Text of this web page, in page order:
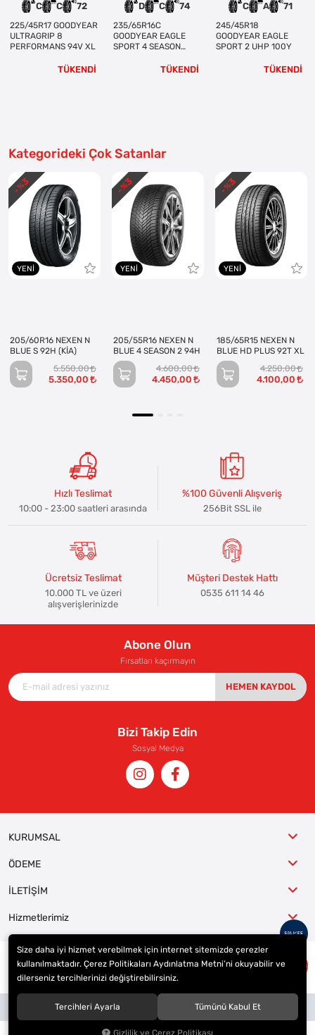
C C 72
225/45R17 GOODYEAR
ULTRAGRIP 8
PERFORMANS 94V XL
TÜKENDİ
D C 74
235/65R16C
GOODYEAR EAGLE
SPORT 4 SEASON
TÜKENDİ
C A 71
245/45R18
GOODYEAR EAGLE
SPORT 2 UHP 100Y
TÜKENDİ
Kategorideki Çok Satanlar
YENI
205/60R16 NEXEN N
BLUE S 92H (KİA)
5.550,00
5.350,00
- %
3
YENI
205/55R16 NEXEN N
BLUE 4 SEASON 2 94H
4.600,00
4.450,00
- %
3
YENI
185/65R15 NEXEN N
BLUE HD PLUS 92T XL
4.250,00
4.100,00
- %
3
Hızlı Teslimat
10:00 - 23:00 saatleri arasında
%100 Güvenli Alışveriş
256Bit SSL ile
Ücretsiz Teslimat
10.000 TL ve üzeri
alışverişlerinizde
Müşteri Destek Hattı
0535 611 14 46
Abone Olun
Fırsatları kaçırmayın
HEMEN KAYDOL
Bizi Takip Edin
Sosyal Medya
KURUMSAL
ÖDEME
İLETİŞİM
Hizmetlerimiz
© 2023ER-LAS Oto Jant ve Lastik - Yunus ULAŞ
Site tasarımı tarafımızdan yapılmıştır.
Size daha iyi hizmet verebilmek için internet sitemizde çerezler
kullanılmaktadır. Çerez Politikaları Aydınlatma Metni’ni okuyabilir ve
dilerseniz tercihlerinizi değiştirebilirsiniz.
Tercihleri Ayarla Tümünü Kabul Et
Gizlilik ve Çerez Politikası